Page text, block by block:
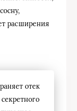
расширения
отек